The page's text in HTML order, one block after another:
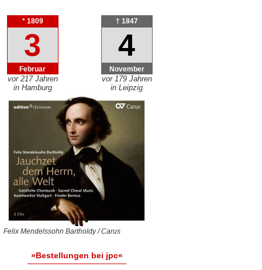
* 1809
3
Februar
vor 217 Jahren
in Hamburg
† 1847
4
November
vor 179 Jahren
in Leipzig
Felix Mendelssohn Bartholdy / Carus
»Bestellungen bei jpc«